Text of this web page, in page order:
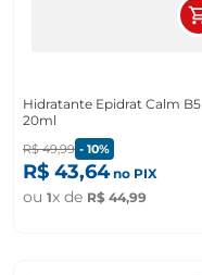
Hidratante Epidrat Calm B5
20ml
R$ 49,99 - 10%
R$ 43,64no PIX
ou 1x de R$ 44,99